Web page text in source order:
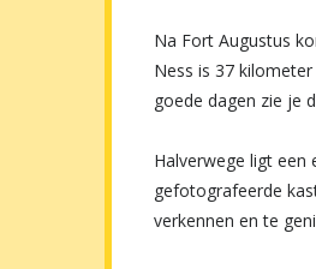
Na Fort Augustus
Ness is 37
goede dagen zie je
Halverwege ligt een
gefotografeerde
verkennen en te